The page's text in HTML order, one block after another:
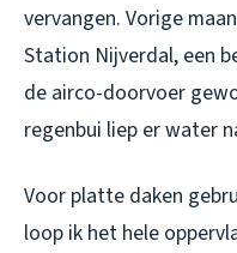
vervangen. Vorige
Station Nijverdal, een
de airco-doorvoer
regenbui liep er water
Voor platte daken
loop ik het hele